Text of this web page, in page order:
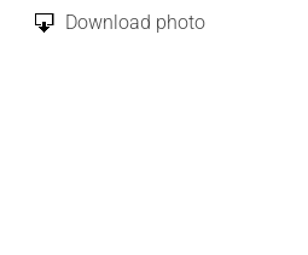
Download photo